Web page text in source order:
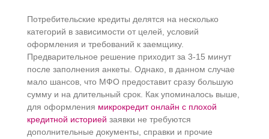
Потребительские кредиты делятся на несколько
категорий в зависимости от целей, условий
оформления и требований к заемщику.
Предварительное решение приходит за 3-15 минут
после заполнения анкеты. Однако, в данном случае
мало шансов, что МФО предоставит сразу большую
сумму и на длительный срок. Как упоминалось выше,
для оформления микрокредит онлайн с плохой
кредитной историей заявки не требуются
дополнительные документы, справки и прочие